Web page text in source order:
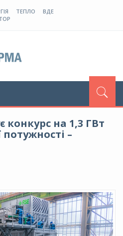
ТЕПЛО
ВДЕ
конкурс на 1,3 ГВт
–